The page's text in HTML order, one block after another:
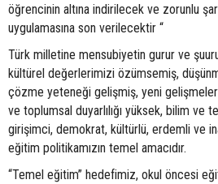
öğrencinin altına indirilecek ve zorunlu
uygulamasına son verilecektir “
Türk milletine mensubiyetin gurur ve
kültürel değerlerimizi özümsemiş,
çözme yeteneği gelişmiş, yeni
ve toplumsal duyarlılığı yüksek, bilim ve
girişimci, demokrat, kültürlü, erdemli ve
eğitim politikamızın temel amacıdır.
“Temel eğitim” hedefimiz, okul öncesi